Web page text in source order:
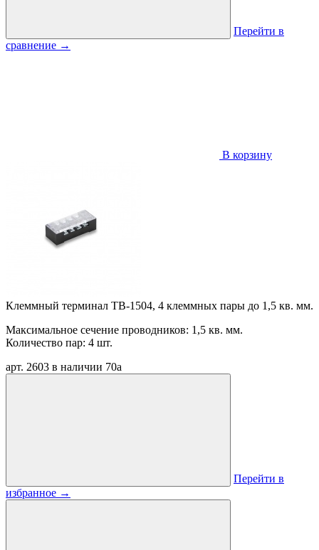
Перейти в
сравнение →
В корзину
Клеммный терминал TB-1504, 4 клеммных пары до 1,5 кв. мм.
Максимальное сечение проводников: 1,5 кв. мм.
Количество пар: 4 шт.
арт. 2603 в наличии 70a
Перейти в
избранное →